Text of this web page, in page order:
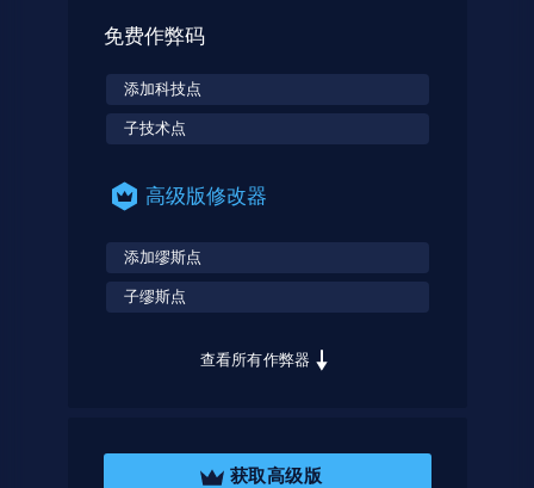
免费作弊码
添加科技点
子技术点
高级版修改器
添加缪斯点
子缪斯点
查看所有作弊器
获取高级版